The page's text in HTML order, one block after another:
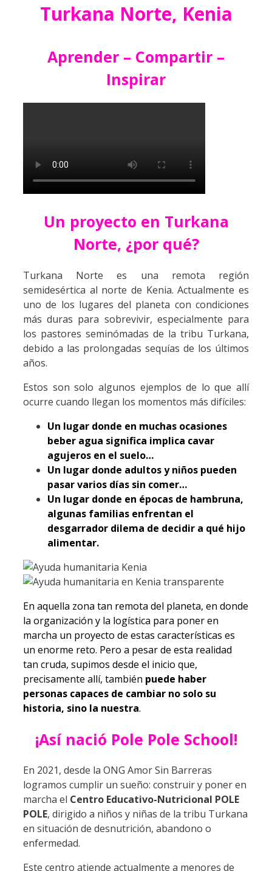
Turkana Norte, Kenia
Aprender – Compartir –
Inspirar
Un proyecto en Turkana
Norte, ¿por qué?
Turkana Norte es una remota región
semidesértica al norte de Kenia. Actualmente es
uno de los lugares del planeta con condiciones
más duras para sobrevivir, especialmente para
los pastores seminómadas de la tribu Turkana,
debido a las prolongadas sequías de los últimos
años.
Estos son solo algunos ejemplos de lo que allí
ocurre cuando llegan los momentos más difíciles:
Un lugar donde en muchas ocasiones
beber agua significa implica cavar
agujeros en el suelo…
Un lugar donde adultos y niños pueden
pasar varios días sin comer…
Un lugar donde en épocas de hambruna,
algunas familias enfrentan el
desgarrador dilema de decidir a qué hijo
alimentar.
En aquella zona tan remota del planeta, en donde
la organización y la logística para poner en
marcha un proyecto de estas características es
un enorme reto. Pero a pesar de esta realidad
tan cruda, supimos desde el inicio que,
precisamente allí, también puede haber
personas capaces de cambiar no solo su
historia, sino la nuestra.
¡Así nació Pole Pole School!
En 2021, desde la ONG Amor Sin Barreras
logramos cumplir un sueño: construir y poner en
marcha el Centro Educativo-Nutricional POLE
POLE, dirigido a niños y niñas de la tribu Turkana
en situación de desnutrición, abandono o
enfermedad.
Este centro atiende actualmente a menores de